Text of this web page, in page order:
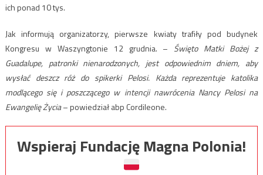
ich ponad 10 tys.
Jak informują organizatorzy, pierwsze kwiaty trafiły pod budynek
Kongresu w Waszyngtonie 12 grudnia. – Święto Matki Bożej z
Guadalupe, patronki nienarodzonych, jest odpowiednim dniem, aby
wysłać deszcz róż do spikerki Pelosi. Każda reprezentuje katolika
modlącego się i poszczącego w intencji nawrócenia Nancy Pelosi na
Ewangelię Życia– powiedział abp Cordileone.
Wspieraj Fundację Magna Polonia!